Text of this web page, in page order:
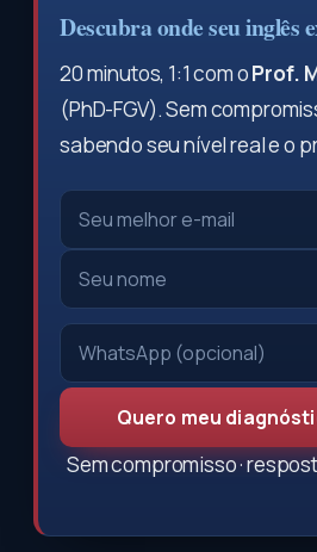
Descubra onde seu inglês
20 minutos, 1:1 com oProf.
(PhD-FGV). Sem
sabendo seu nível real e o
Quero meu
Sem compromisso ·